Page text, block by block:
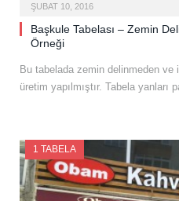
ŞUBAT 10, 2016
Başkule Tabelası – Zemin
Örneği
Bu tabelada zemin delinmeden ve
üretim yapılmıştır. Tabela
1 TABELA